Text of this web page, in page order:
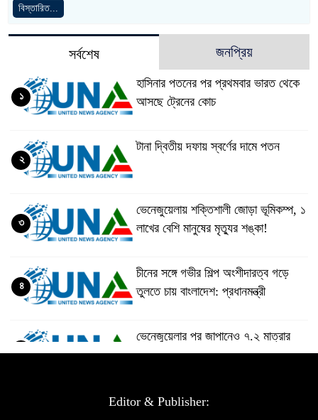
বিস্তারিত...
সর্বশেষ জনপ্রিয়
হাসিনার পতনের পর প্রথমবার ভারত থেকে
আসছে ট্রেনের কোচ
১
টানা দ্বিতীয় দফায় স্বর্ণের দামে পতন
২
ভেনেজুয়েলায় শক্তিশালী জোড়া ভূমিকম্প, ১
লাখের বেশি মানুষের মৃত্যুর শঙ্কা!
৩
চীনের সঙ্গে গভীর শিল্প অংশীদারত্ব গড়ে
তুলতে চায় বাংলাদেশ: প্রধানমন্ত্রী
৪
ভেনেজুয়েলার পর জাপানেও ৭.২ মাত্রার
শক্তিশালী ভূমিকম্প
টানা ৩ ম্যাচে গোল ভিনির, ইতিহাস বলছে
Editor & Publisher: